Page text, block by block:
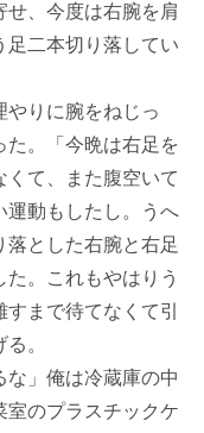
せ、今度は右腕を肩
足二本切り落してい
りに腕をねじっ
た。「今晩は右足を
て、また腹空いて
運動もしたし。うへ
とした右腕と右足
。これもやはりう
まで待てなくて引
。
な」俺は冷蔵庫の中
室のプラスチックケ